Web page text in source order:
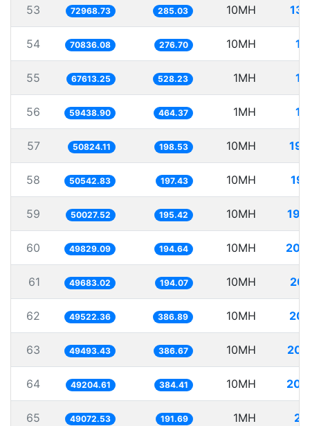
53 72968.73 285.03 10MH
54 70836.08 276.70 10MH
55 67613.25 528.23 1MH
56 59438.90 464.37 1MH
57 50824.11 198.53 10MH
58 50542.83 197.43 10MH
59 50027.52 195.42 10MH
60 49829.09 194.64 10MH
61 49683.02 194.07 10MH
62 49522.36 386.89 10MH
63 49493.43 386.67 10MH
64 49204.61 384.41 10MH
65 49072.53 191.69 1MH